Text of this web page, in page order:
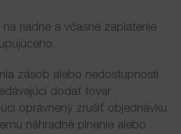
riadne a včasné zaplatenie
zásob alebo nedostupnosti
dodať tovar
oprávnený zrušiť objednávku
náhradné plnenie alebo